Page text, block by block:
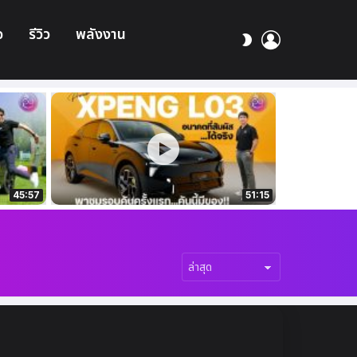
รีวิว พลังงาน
สลับ
45:57 51:15